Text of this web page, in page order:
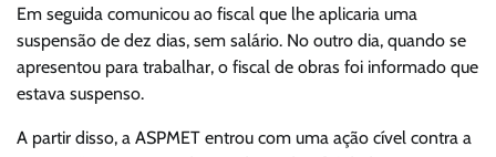
Em seguida comunicou ao fiscal que lhe aplicaria uma
suspensão de dez dias, sem salário. No outro dia, quando se
apresentou para trabalhar, o fiscal de obras foi informado que
estava suspenso.
A partir disso, a ASPMET entrou com uma ação cível contra a